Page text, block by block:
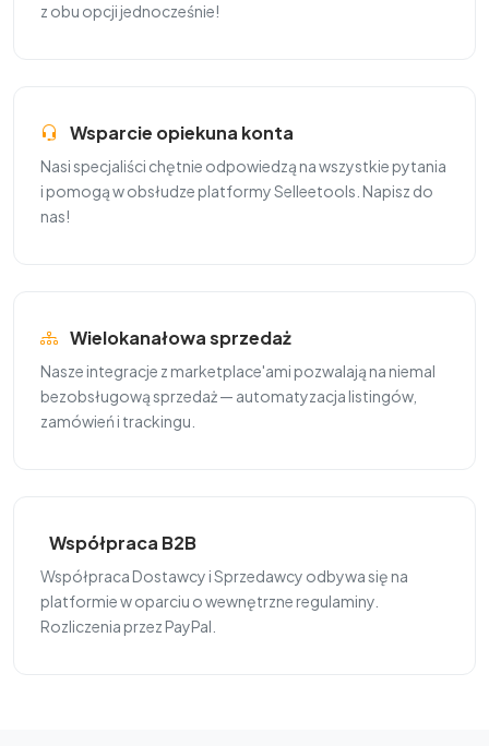
z obu opcji jednocześnie!
Wsparcie opiekuna konta
Nasi specjaliści chętnie odpowiedzą na wszystkie pytania
i pomogą w obsłudze platformy Selleetools. Napisz do
nas!
Wielokanałowa sprzedaż
Nasze integracje z marketplace'ami pozwalają na niemal
bezobsługową sprzedaż — automatyzacja listingów,
zamówień i trackingu.
Współpraca B2B
Współpraca Dostawcy i Sprzedawcy odbywa się na
platformie w oparciu o wewnętrzne regulaminy.
Rozliczenia przez PayPal.